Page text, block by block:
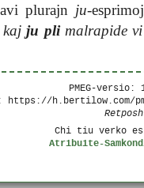
plurajn ju-
kajju plimalrapide
PMEG-
https://h.bertilow.com/
Chi tiu verko
Atribuite-